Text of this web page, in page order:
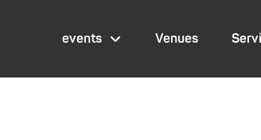
events Venues